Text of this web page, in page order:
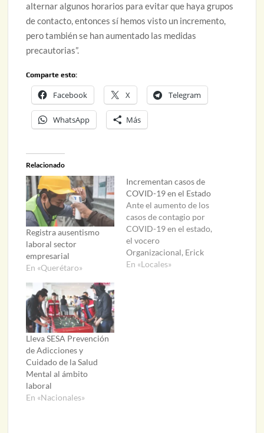
alternar algunos horarios para evitar que haya grupos
de contacto, entonces sí hemos visto un incremento,
pero también se han aumentado las medidas
precautorias”.
Comparte esto:
Facebook X Telegram
WhatsApp Más
Relacionado
Registra ausentismo
laboral sector
empresarial
En «Querétaro»
Incrementan casos de
COVID-19 en el Estado
Ante el aumento de los
casos de contagio por
COVID-19 en el estado,
el vocero
Organizacional, Erick
Ventura, alertó sobre la
En «Locales»
Lleva SESA Prevención
de Adicciones y
Cuidado de la Salud
Mental al ámbito
laboral
En «Nacionales»